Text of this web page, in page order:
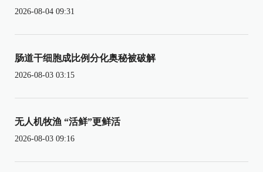
2026-08-04 09:31
肠道干细胞成比例分化奥秘被破解
2026-08-03 03:15
无人机牧渔 “活鲜”更鲜活
2026-08-03 09:16